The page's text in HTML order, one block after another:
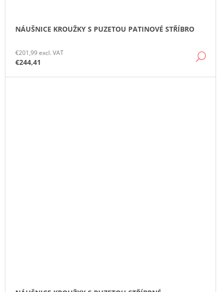
NÁUŠNICE KROUŽKY S PUZETOU PATINOVÉ STŘÍBRO
€201,99 excl. VAT
€244,41